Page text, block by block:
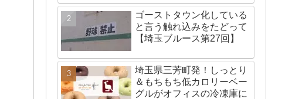
ゴーストタウン化している
と言う触れ込みをたどって
【埼玉ブルース第27回】
埼玉県三芳町発！しっとり
＆もちもち低カロリーベー
グルがオフィスの冷凍庫に